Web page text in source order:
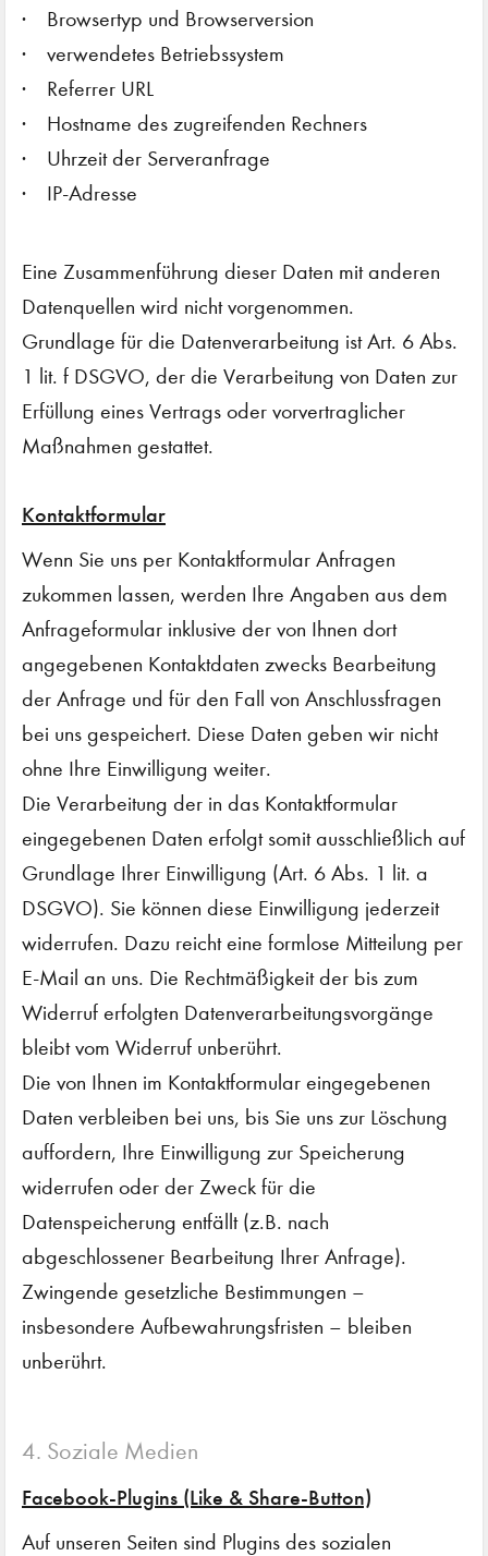
Browsertyp und Browserversion
verwendetes Betriebssystem
Referrer URL
Hostname des zugreifenden Rechners
Uhrzeit der Serveranfrage
IP-Adresse
Eine Zusammenführung dieser Daten mit anderen
Datenquellen wird nicht vorgenommen.
Grundlage für die Datenverarbeitung ist Art. 6 Abs.
1 lit. f DSGVO, der die Verarbeitung von Daten zur
Erfüllung eines Vertrags oder vorvertraglicher
Maßnahmen gestattet.
Kontaktformular
Wenn Sie uns per Kontaktformular Anfragen
zukommen lassen, werden Ihre Angaben aus dem
Anfrageformular inklusive der von Ihnen dort
angegebenen Kontaktdaten zwecks Bearbeitung
der Anfrage und für den Fall von Anschlussfragen
bei uns gespeichert. Diese Daten geben wir nicht
ohne Ihre Einwilligung weiter.
Die Verarbeitung der in das Kontaktformular
eingegebenen Daten erfolgt somit ausschließlich auf
Grundlage Ihrer Einwilligung (Art. 6 Abs. 1 lit. a
DSGVO). Sie können diese Einwilligung jederzeit
widerrufen. Dazu reicht eine formlose Mitteilung per
E-Mail an uns. Die Rechtmäßigkeit der bis zum
Widerruf erfolgten Datenverarbeitungsvorgänge
bleibt vom Widerruf unberührt.
Die von Ihnen im Kontaktformular eingegebenen
Daten verbleiben bei uns, bis Sie uns zur Löschung
auffordern, Ihre Einwilligung zur Speicherung
widerrufen oder der Zweck für die
Datenspeicherung entfällt (z.B. nach
abgeschlossener Bearbeitung Ihrer Anfrage).
Zwingende gesetzliche Bestimmungen –
insbesondere Aufbewahrungsfristen – bleiben
unberührt.
4. Soziale Medien
Facebook-Plugins (Like & Share-Button)
Auf unseren Seiten sind Plugins des sozialen